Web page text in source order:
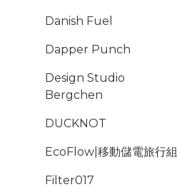
Danish Fuel
Dapper Punch
Design Studio
Bergchen
DUCKNOT
EcoFlow|移動儲電旅行組
Filter017